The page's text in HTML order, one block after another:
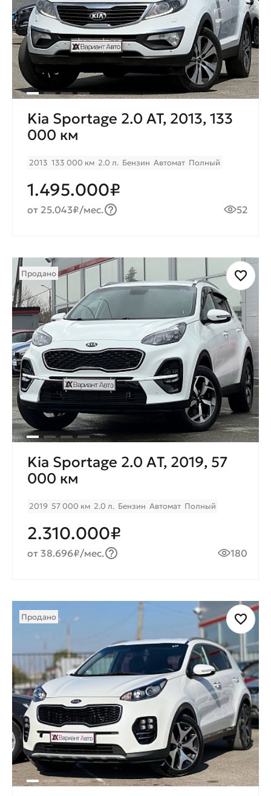
Kia Sportage 2.0 AT, 2013, 133
000 км
2013 133 000 км 2.0 л. Бензин Автомат Полный
1.495.000₽
от 25.043₽/мес. 52
Продано
Kia Sportage 2.0 AТ, 2019, 57
000 км
2019 57 000 км 2.0 л. Бензин Автомат Полный
2.310.000₽
от 38.696₽/мес. 180
Продано